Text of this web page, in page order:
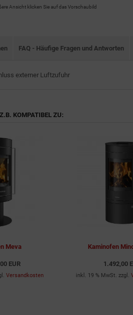
Ansicht klicken Sie auf das Vorschaubild
FAQ - Häufige Fragen und Antworten
externer Luftzufuhr
KOMPATIBEL ZU:
Meva
EUR
Versandkosten
Kaminofen
1.492,00
inkl. 19 % MwSt. zzgl.